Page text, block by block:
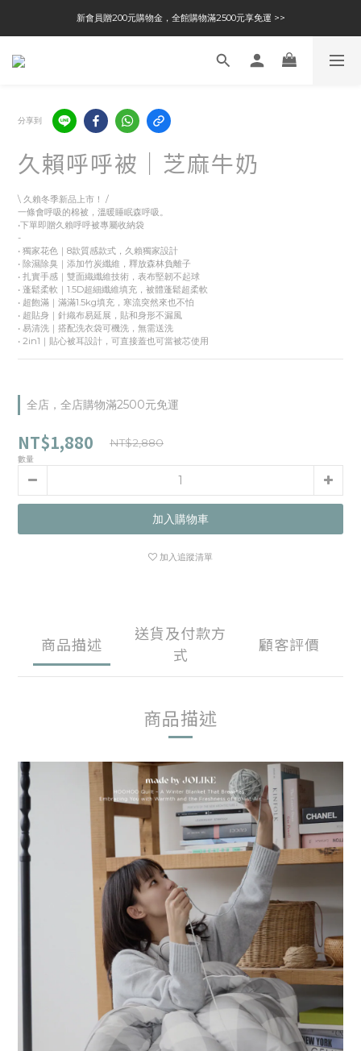
新會員贈200元購物金，全館購物滿2500元享免運 >>
分享到
久賴呼呼被｜芝麻牛奶
\ 久賴冬季新品上市！ /
一條會呼吸的棉被，溫暖睡眠森呼吸。
•下單即贈久賴呼呼被專屬收納袋
-
• 獨家花色｜8款質感款式，久賴獨家設計
• 除濕除臭｜添加竹炭纖維，釋放森林負離子
• 扎實手感｜雙面織纖維技術，表布堅韌不起球
• 蓬鬆柔軟｜1.5D超細纖維填充，被體蓬鬆超柔軟
• 超飽滿｜滿滿1.5kg填充，寒流突然來也不怕
• 超貼身｜針織布易延展，貼和身形不漏風
• 易清洗｜搭配洗衣袋可機洗，無需送洗
• 2in1｜貼心被耳設計，可直接蓋也可當被芯使用
全店，全店購物滿2500元免運
NT$1,880 NT$2,880
數量
加入購物車
加入追蹤清單
商品描述
送貨及付款方
式
顧客評價
商品描述